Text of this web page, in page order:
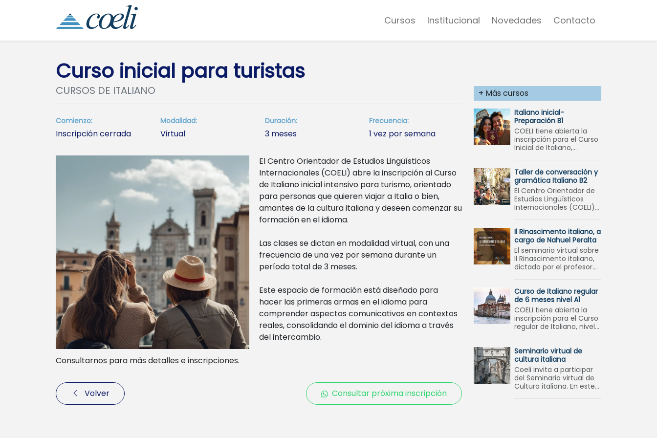
Cursos Institucional Novedades Contacto
Curso inicial para turistas
CURSOS DE ITALIANO
Comienzo:
Inscripción cerrada
Modalidad:
Virtual
Duración:
3 meses
Frecuencia:
1 vez por semana
El Centro Orientador de Estudios Lingüísticos
Internacionales (COELI) abre la inscripción al Curso
de Italiano inicial intensivo para turismo, orientado
para personas que quieren viajar a Italia o bien,
amantes de la cultura italiana y deseen comenzar su
formación en el idioma.
Las clases se dictan en modalidad virtual, con una
frecuencia de una vez por semana durante un
período total de 3 meses.
Este espacio de formación está diseñado para
hacer las primeras armas en el idioma para
comprender aspectos comunicativos en contextos
reales, consolidando el dominio del idioma a través
del intercambio.
Consultarnos para más detalles e inscripciones.
Volver Consultar próxima inscripción
+ Más cursos
Italiano inicial-
Preparación B1
COELI tiene abierta la
inscripción para el Curso
Inicial de Italiano,
rendir el examen
internacional B1 oto
Taller de conversación y
gramática Italiano B2
El Centro Orientador de
Estudios Lingüísticos
Internacionales (COELI)
orientado a estudiantes
que hayan
Il Rinascimento italiano, a
cargo de Nahuel Peralta
El seminario virtual sobre
Il Rinascimento italiano,
dictado por el profesor
los períodos más brillant
Curso de Italiano regular
de 6 meses nivel A1
COELI tiene abierta la
inscripción para el Curso
regular de Italiano, nivel
principal el desarrollo de
las
Seminario virtual de
cultura italiana
Coeli invita a participar
del Seminario virtual de
Cultura italiana. En este
arte, recorriendo las